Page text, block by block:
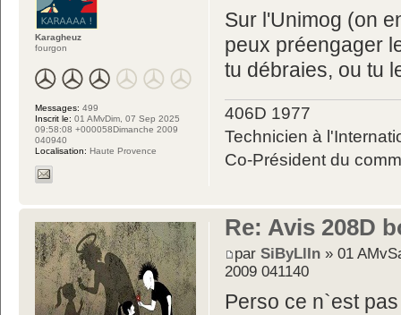
Sur l'Unimog (on
peux préengager
tu débraies, ou tu
406D 1977
Technicien à
Co-Président du
Karagheuz
fourgon
Messages: 499
Inscrit le: 01 AMvDim, 07 Sep 2025
09:58:08 +000058Dimanche 2009
040940
Localisation: Haute Provence
Re: Avis 208D
parSiByLlIn » 01
2009 041140
Perso ce n`est